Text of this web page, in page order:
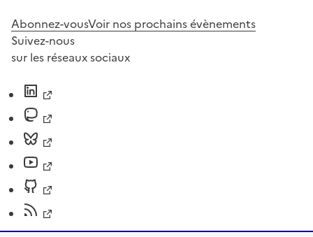
Abonnez-vousVoir nos prochains évènements
Suivez-nous
sur les réseaux sociaux